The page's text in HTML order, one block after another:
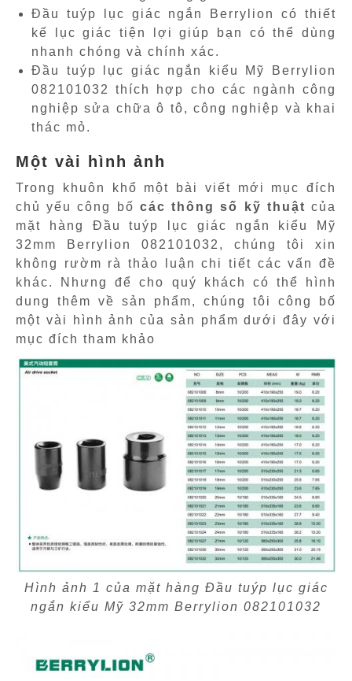
Đầu tuýp lục giác ngắn Berrylion có thiết
kế lục giác tiện lợi giúp bạn có thể dùng
nhanh chóng và chính xác.
Đầu tuýp lục giác ngắn kiểu Mỹ Berrylion
082101032 thích hợp cho các ngành công
nghiệp sửa chữa ô tô, công nghiệp và khai
thác mỏ.
Một vài hình ảnh
Trong khuôn khổ một bài viết mới mục đích
chủ yếu công bố các thông số kỹ thuật của
mặt hàng Đầu tuýp lục giác ngắn kiểu Mỹ
32mm Berrylion 082101032, chúng tôi xin
không rườm rà thảo luận chi tiết các vấn đề
khác. Nhưng để cho quý khách có thể hình
dung thêm về sản phẩm, chúng tôi công bố
một vài hình ảnh của sản phẩm dưới đây với
mục đích tham khảo
Hình ảnh 1 của mặt hàng Đầu tuýp lục giác
ngắn kiểu Mỹ 32mm Berrylion 082101032